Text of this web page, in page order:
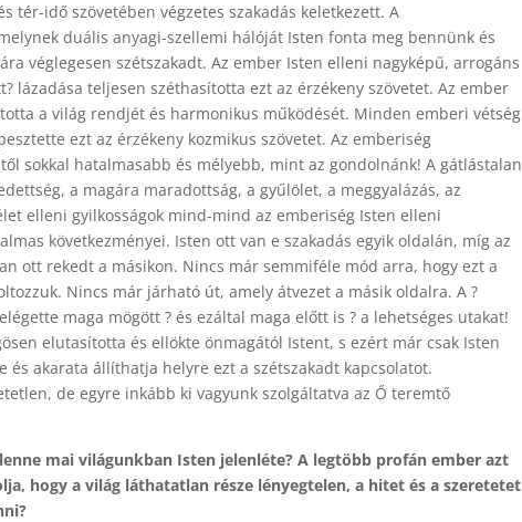
tér-idő szövetében végzetes szakadás keletkezett. A
duális anyagi-szellemi hálóját Isten fonta meg bennünk és
véglegesen szétszakadt. Az ember Isten elleni nagyképű, arrogáns
lázadása teljesen széthasította ezt az érzékeny szövetet. Az ember
a világ rendjét és harmonikus működését. Minden emberi vétség
ezt az érzékeny kozmikus szövetet. Az emberiség
sokkal hatalmasabb és mélyebb, mint az gondolnánk! A gátlástalan
a magára maradottság, a gyűlölet, a meggyalázás, az
elleni gyilkosságok mind-mind az emberiség Isten elleni
következményei. Isten ott van e szakadás egyik oldalán, míg az
ott rekedt a másikon. Nincs már semmiféle mód arra, hogy ezt a
Nincs már járható út, amely átvezet a másik oldalra. A ?
maga mögött ? és ezáltal maga előtt is ? a lehetséges utakat!
elutasította és ellökte önmagától Istent, s ezért már csak Isten
és akarata állíthatja helyre ezt a szétszakadt kapcsolatot.
de egyre inkább ki vagyunk szolgáltatva az Ő teremtő
mai világunkban Isten jelenléte? A legtöbb profán ember azt
hogy a világ láthatatlan része lényegtelen, a hitet és a szeretetet